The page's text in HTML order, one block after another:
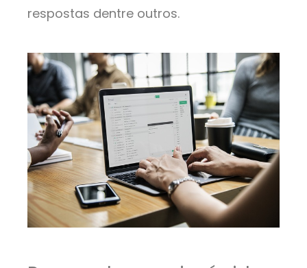
respostas dentre outros.